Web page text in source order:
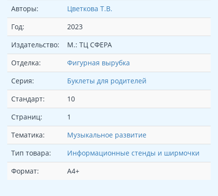
Авторы:
Цветкова Т.В.
Год:
2023
Издательство:
М.: ТЦ СФЕРА
Отделка:
Фигурная вырубка
Серия:
Буклеты для родителей
Стандарт:
10
Страниц:
1
Тематика:
Музыкальное развитие
Тип товара:
Информационные стенды и ширмочки
Формат:
А4+